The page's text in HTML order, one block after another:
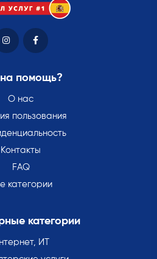
помощь?
О нас
пользования
Контакты
FAQ
категории
категории
ИТ